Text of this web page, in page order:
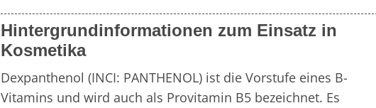
Hintergrundinformationen zum Einsatz in
Kosmetika
Dexpanthenol (INCI: PANTHENOL) ist die Vorstufe eines B-
Vitamins und wird auch als Provitamin B5 bezeichnet. Es